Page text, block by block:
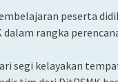
peserta
rangka
segi kelayakan